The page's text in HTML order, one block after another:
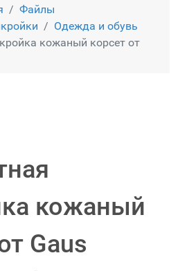
Файлы
Одежда и обувь
кожаный корсет от
кожаный
Gaus